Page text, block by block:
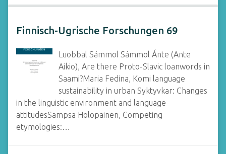
Finnisch-Ugrische Forschungen 69
Luobbal Sámmol Sámmol Ánte (Ante
Aikio), Are there Proto-Slavic loanwords in
Saami?Maria Fedina, Komi language
sustainability in urban Syktyvkar: Changes
in the linguistic environment and language
attitudesSampsa Holopainen, Competing
etymologies:…